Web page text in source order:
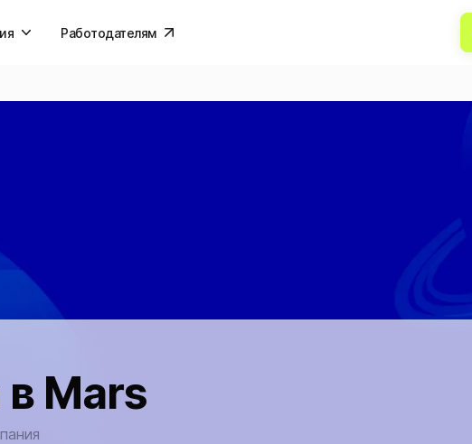
Работодателям
Mars